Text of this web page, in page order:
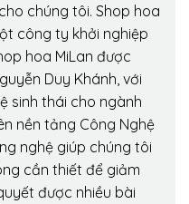
chúng tôi. Shop hoa
công ty khởi nghiệp
hoa MiLan được
Duy Khánh, với
sinh thái cho ngành
nền tảng Công Nghệ
nghệ giúp chúng tôi
cần thiết để giảm
được nhiều bài